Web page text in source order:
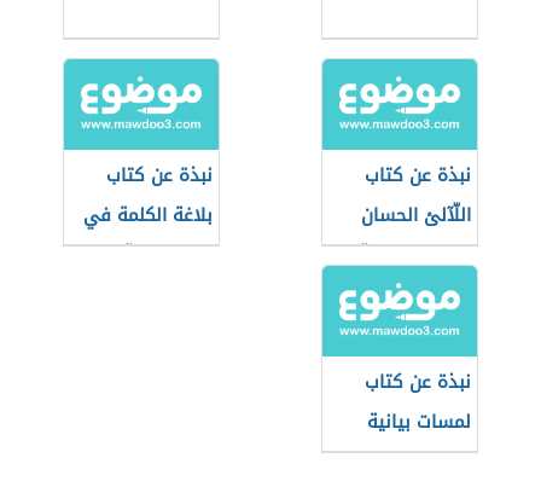
نبذة عن كتاب
اللّآلئ الحسان
في علوم القرآن
نبذة عن كتاب
بلاغة الكلمة في
التعبير القرآني
نبذة عن كتاب
لمسات بيانية
لفاضل السامرائي